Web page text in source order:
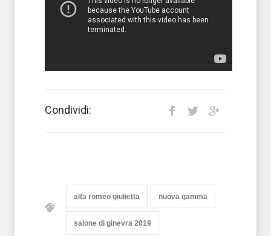
Condividi:
alfa romeo giulietta nuova gamma
salone di ginevra 2019